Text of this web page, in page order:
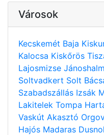
Városok
Kecskemét Baja
Kalocsa Kiskőrös
Lajosmizse
Soltvadkert Solt
Szabadszállás Izsák
Lakitelek Tompa
Vaskút Akasztó
Hajós Madaras